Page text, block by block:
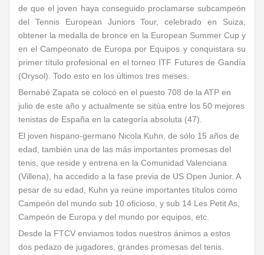
de que el joven haya conseguido proclamarse subcampeón
del Tennis European Juniors Tour, celebrado en Suiza,
obtener la medalla de bronce en la European Summer Cup y
en el Campeonato de Europa por Equipos y conquistara su
primer título profesional en el torneo ITF Futures de Gandía
(Orysol). Todo esto en los últimos tres meses.
Bernabé Zapata se colocó en el puesto 708 de la ATP en
julio de este año y actualmente se sitúa entre los 50 mejores
tenistas de España en la categoría absoluta (47).
El joven hispano-germano Nicola Kuhn, de sólo 15 años de
edad, también una de las más importantes promesas del
tenis, que reside y entrena en la Comunidad Valenciana
(Villena), ha accedido a la fase previa de US Open Junior. A
pesar de su edad, Kuhn ya reúne importantes títulos como
Campeón del mundo sub 10 oficioso, y sub 14 Les Petit As,
Campeón de Europa y del mundo por equipos, etc.
Desde la FTCV enviamos todos nuestros ánimos a estos
dos pedazo de jugadores, grandes promesas del tenis.